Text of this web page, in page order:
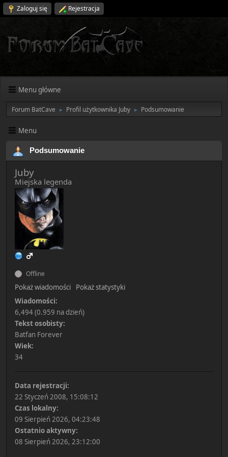
Zaloguj się Rejestracja
Menu główne
Forum BatCave ► Profil użytkownika Juby ► Podsumowanie
Menu
Podsumowanie
Juby
Miejska legenda
Offline
Pokaż wiadomości
Pokaż statystyki
Wiadomości:
6,494 (0.959 na dzień)
Tekst osobisty:
Batfan Forever
Wiek:
34
Data rejestracji:
22 Styczeń 2008, 15:08:12
Czas lokalny:
09 Sierpień 2026, 04:23:48
Ostatnio aktywny:
08 Sierpień 2026, 23:12:00